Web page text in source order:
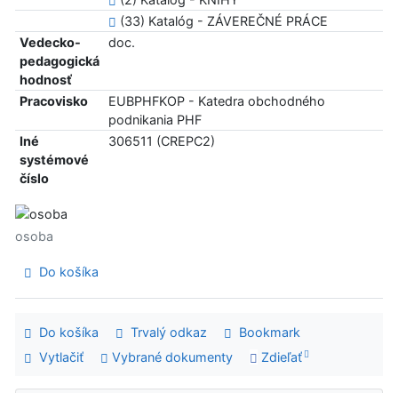
(33) Katalóg - ZÁVEREČNÉ PRÁCE
Vedecko-
pedagogická
hodnosť
doc.
Pracovisko
EUBPHFKOP - Katedra obchodného
podnikania PHF
Iné
systémové
číslo
306511 (CREPC2)
osoba
Do košíka
Do košíka Trvalý odkaz
Bookmark
Vytlačiť
Vybrané dokumenty Zdieľať